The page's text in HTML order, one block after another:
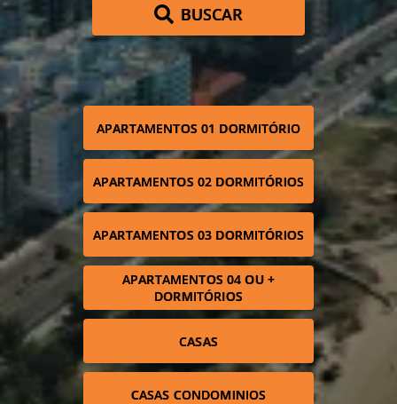
BUSCAR
APARTAMENTOS 01 DORMITÓRIO
APARTAMENTOS 02 DORMITÓRIOS
APARTAMENTOS 03 DORMITÓRIOS
APARTAMENTOS 04 OU +
DORMITÓRIOS
CASAS
CASAS CONDOMINIOS